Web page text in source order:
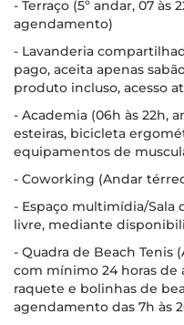
- Terraço (5º andar, 07 às
agendamento)
- Lavanderia
pago, aceita apenas
produto incluso, acesso
- Academia (06h às 22h,
esteiras, bicicleta
equipamentos de
- Coworking (Andar
- Espaço multimídia/Sala
livre, mediante
- Quadra de Beach
com mínimo 24 horas de
raquete e bolinhas de
agendamento das 7h às